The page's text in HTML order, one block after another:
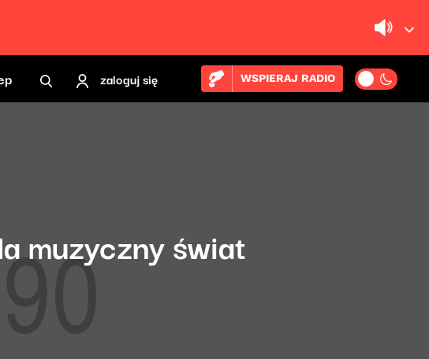
zaloguj się WSPIERAJ RADIO
muzyczny świat